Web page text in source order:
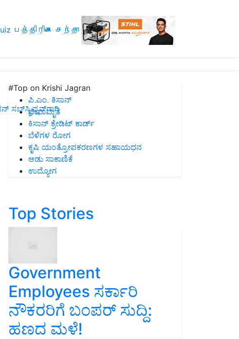
பத்திரிகை சந்தா
ಸಬ್‌ಸ್ಕ್ರಿಪ್ಷನ್‌ಗಾಗಿ
#Top on Krishi Jagran
ಪಿ.ಎಂ. ಕಿಸಾನ್
ಜೀವಾಮೃತ
ಕಿಸಾನ್ ಕ್ರೇಡಿಟ್ ಕಾರ್ಡ್
ಬೆಳೆಗಳ ರೋಗ
ಕೃಷಿ ಯಂತ್ರೋಪಕರಣಗಳ ಸಹಾಯಧನ
ಆಡು ಸಾಕಾಣಿಕೆ
ಉದ್ಯೋಗ
Top Stories
Government
Employees ಸರ್ಕಾರಿ
ನೌಕರರಿಗೆ ಬಂಪರ್‌ ಸುದ್ದಿ:
ಹಣದ ಮಳೆ!